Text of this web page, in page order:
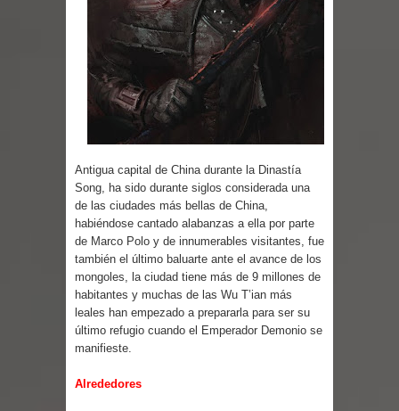
Parte 09: Los Muertos Cuentan
Cuentos
Parte 08: Ultratumba
Parte 07: Asuntos que Resolver
Antigua capital de China durante la Dinastía
Song, ha sido durante siglos considerada una
de las ciudades más bellas de China,
habiéndose cantado alabanzas a ella por parte
de Marco Polo y de innumerables visitantes, fue
también el último baluarte ante el avance de los
mongoles, la ciudad tiene más de 9 millones de
habitantes y muchas de las Wu T’ian más
leales han empezado a prepararla para ser su
último refugio cuando el Emperador Demonio se
manifieste.
Alrededores